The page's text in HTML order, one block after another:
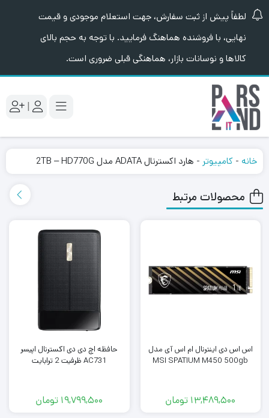
لطفاً پیش از ثبت سفارش، جهت استعلام موجودی و قیمت
نهایی، با فروشنده هماهنگ فرمایید. با توجه به حجم بالای
کالاها و نوسانات بازار، هماهنگی قبلی ضروری است.
|
خانه - کامپیوتر - هارد اکسترنال ADATA مدل 2TB – HD770G
محصولات مرتبط
اس اس دی اینترنال ام اس آی مدل
MSI SPATIUM M450 500gb
13,489,500 تومان
حافظه اچ دی دی اکسترنال اپیسر
AC731 ظرفیت 2 ترابایت
19,799,500 تومان